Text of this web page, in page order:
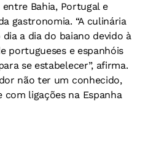
entre Bahia, Portugal e
gastronomia. “A culinária
a dia do baiano devido à
portugueses e espanhóis
se estabelecer”, afirma.
não ter um conhecido,
ligações na Espanha